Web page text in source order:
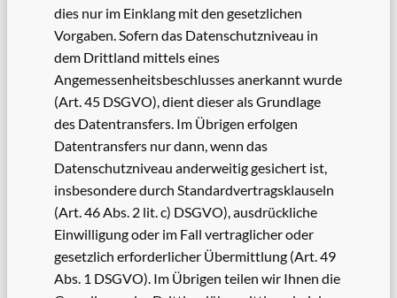
dies nur im Einklang mit den gesetzlichen
Vorgaben. Sofern das Datenschutzniveau in
dem Drittland mittels eines
Angemessenheitsbeschlusses anerkannt wurde
(Art. 45 DSGVO), dient dieser als Grundlage
des Datentransfers. Im Übrigen erfolgen
Datentransfers nur dann, wenn das
Datenschutzniveau anderweitig gesichert ist,
insbesondere durch Standardvertragsklauseln
(Art. 46 Abs. 2 lit. c) DSGVO), ausdrückliche
Einwilligung oder im Fall vertraglicher oder
gesetzlich erforderlicher Übermittlung (Art. 49
Abs. 1 DSGVO). Im Übrigen teilen wir Ihnen die